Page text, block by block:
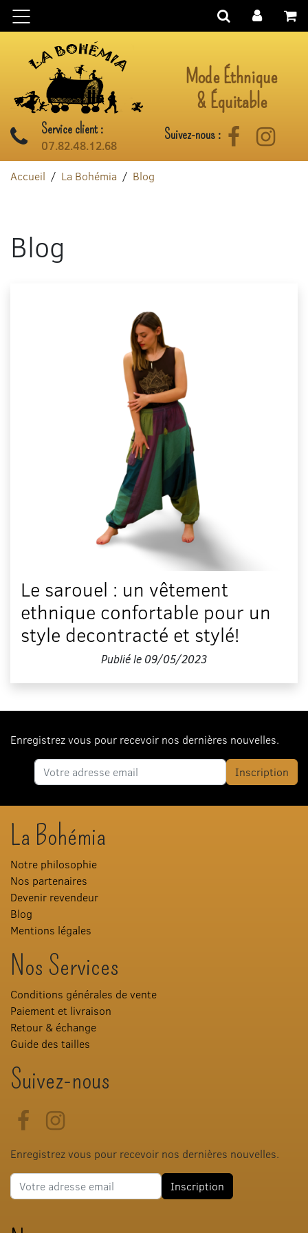
Aller au contenu
Mode Éthnique
& Équitable
Service client :
07.82.48.12.68
Suivez-nous : Facebook
Accueil La Bohémia Blog
Blog
Le sarouel : un vêtement
ethnique confortable pour un
style decontracté et stylé!
Publié le 09/05/2023
Enregistrez vous pour recevoir nos dernières nouvelles.
Adresse e-mail
Inscription
La Bohémia
Notre philosophie
Nos partenaires
Devenir revendeur
Blog
Mentions légales
Nos Services
Conditions générales de vente
Paiement et livraison
Retour & échange
Guide des tailles
Suivez-nous
FacebookInstagram
Enregistrez vous pour recevoir nos dernières nouvelles.
Adresse e-mail
Inscription